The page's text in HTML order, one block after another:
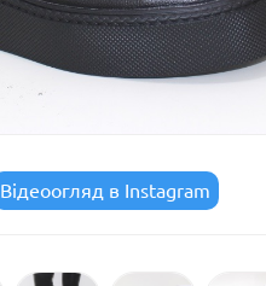
Відеоогляд в Instagram